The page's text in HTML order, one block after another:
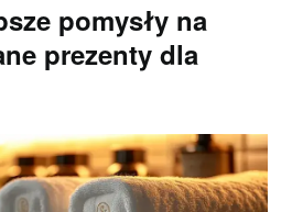
pomysły na
prezenty dla